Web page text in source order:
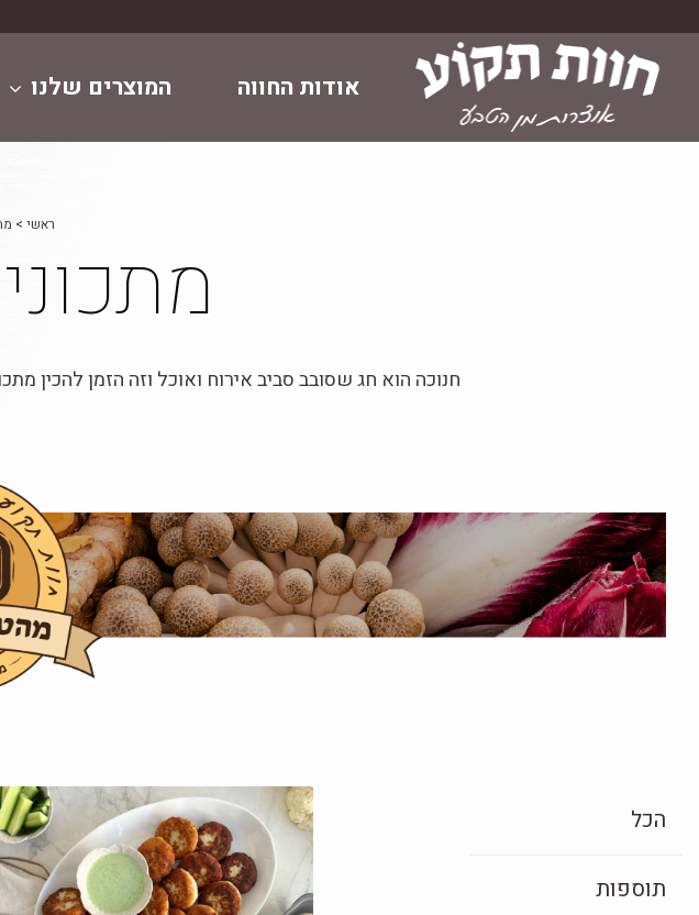
content
אודות החווה המוצרים שלנו
ראשי >
חנוכה הוא חג שסובב סביב אירוח ואוכל וזה הזמן להכין
הכל
תוספות